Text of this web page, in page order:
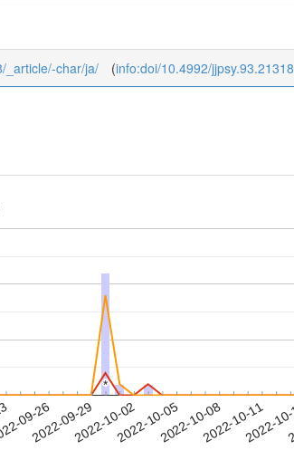
_article/-char/ja/ (info:doi/10.4992/jjpsy.93.21318
09-26
2022-09-292022-10-022022-10-052022-10-082022-10-11
2022-
*
*